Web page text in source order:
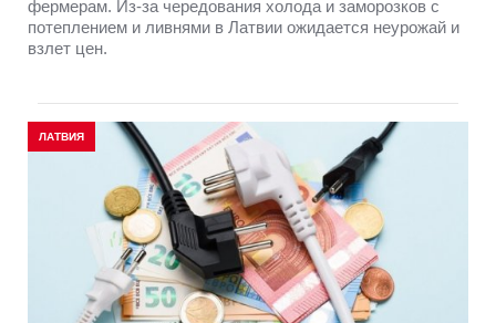
фермерам. Из-за чередования холода и заморозков с
потеплением и ливнями в Латвии ожидается неурожай и
взлет цен.
ЛАТВИЯ